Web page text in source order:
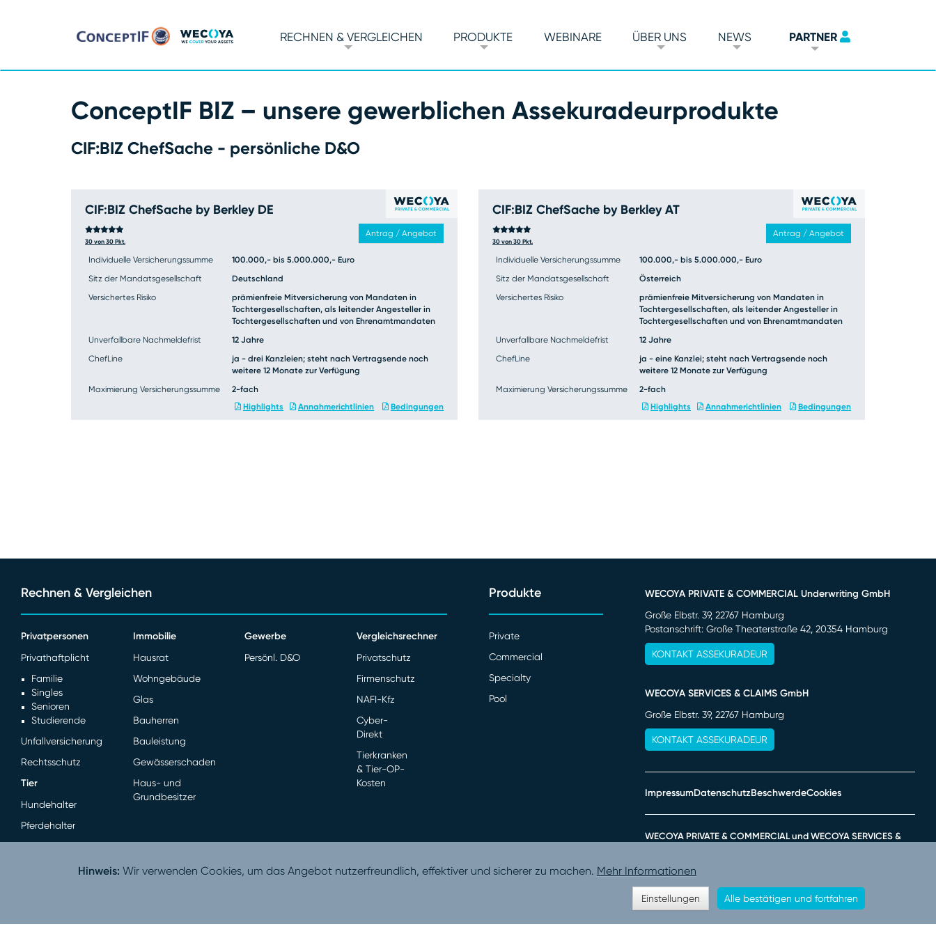
RECHNEN & VERGLEICHEN PRODUKTE WEBINARE ÜBER UNS NEWS PARTNER
Hinweis: Wir verwenden Cookies, um das Angebot nutzerfreundlich, effektiver und sicherer zu machen. Mehr Informationen
Einstellungen Alle bestätigen und fortfahren
ConceptIF BIZ – unsere gewerblichen Assekuradeurprodukte
CIF:BIZ ChefSache - persönliche D&O
Mit demCIF4ALL Beitragsvergleich vergleichen Sie unsere Assekuradeurprodukte untereinander und können diese
sofort online abschließen.
BEITRAGSVERGLEICH
POOL Vergleichsrechner
bietet Ihnen die Möglichkeit, Maklertarife von 85 Versicherern zu vergleichen und direkt
abzuschließen.
Sie möchten die wichtigsten Leistungs-Parameter unserer Assekuradeur­produkte als Übersicht erzeugen oder unsere
Tarife miteinander vergleichen? Wählen Sie einen Tarif für eine Leistungsübersicht oder mind. zwei Tarife für einen
Leistungsvergleich aus und klicken Sie dann auf den Button„CIF4ALL Leistungsvergleich“.
CIF:BIZ ChefSache by Berkley DE
30 von 30 Pkt.
Antrag / Angebot
Individuelle Versicherungssumme
100.000,- bis 5.000.000,- Euro
Sitz der Mandatsgesellschaft
Deutschland
Versichertes Risiko
prämienfreie Mitversicherung von Mandaten in
Tochtergesellschaften, als leitender Angesteller in
Tochtergesellschaften und von Ehrenamtmandaten
Unverfallbare Nachmeldefrist
12 Jahre
ChefLine
ja - drei Kanzleien; steht nach Vertragsende noch
weitere 12 Monate zur Verfügung
Maximierung Versicherungssumme
2-fach
Highlights
Annahmerichtlinien Bedingungen
CIF:BIZ ChefSache by Berkley AT
30 von 30 Pkt.
Antrag / Angebot
Individuelle Versicherungssumme
100.000,- bis 5.000.000,- Euro
Sitz der Mandatsgesellschaft
Österreich
Versichertes Risiko
prämienfreie Mitversicherung von Mandaten in
Tochtergesellschaften, als leitender Angesteller in
Tochtergesellschaften und von Ehrenamtmandaten
Unverfallbare Nachmeldefrist
12 Jahre
ChefLine
ja - eine Kanzlei; steht nach Vertragsende noch
weitere 12 Monate zur Verfügung
Maximierung Versicherungssumme
2-fach
Highlights
Annahmerichtlinien Bedingungen
Rechnen & Vergleichen
Privatpersonen
Privathaftplicht
Familie
Singles
Senioren
Studierende
Unfallversicherung
Rechtsschutz
Tier
Hundehalter
Pferdehalter
Immobilie
Hausrat
Wohngebäude
Glas
Bauherren
Bauleistung
Gewässerschaden
Haus- und
Grundbesitzer
Gewerbe
Persönl. D&O
Vergleichsrechner
Privatschutz
Firmenschutz
NAFI-Kfz
Cyber-
Direkt
Tierkranken
& Tier-OP-
Kosten
Produkte
Private
Commercial
Specialty
Pool
WECOYA PRIVATE & COMMERCIAL Underwriting GmbH
Große Elbstr. 39, 22767 Hamburg
Postanschrift: Große Theaterstraße 42, 20354 Hamburg
KONTAKT ASSEKURADEUR
WECOYA SERVICES & CLAIMS GmbH
Große Elbstr. 39, 22767 Hamburg
KONTAKT ASSEKURADEUR
ImpressumDatenschutzBeschwerdeCookies
WECOYA PRIVATE & COMMERCIAL und WECOYA SERVICES &
GmbH.